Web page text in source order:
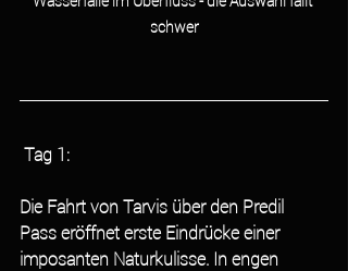
schwer
Tag 1:
Die Fahrt von Tarvis über den Predil
Pass eröffnet erste Eindrücke einer
imposanten Naturkulisse. In engen